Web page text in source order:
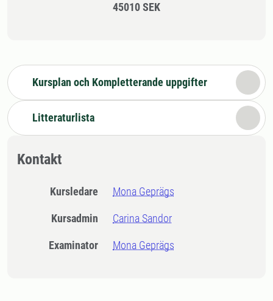
45010 SEK
Kursplan och Kompletterande uppgifter
Litteraturlista
Kontakt
Kursledare Mona Geprägs
Kursadmin Carina Sandor
Examinator Mona Geprägs